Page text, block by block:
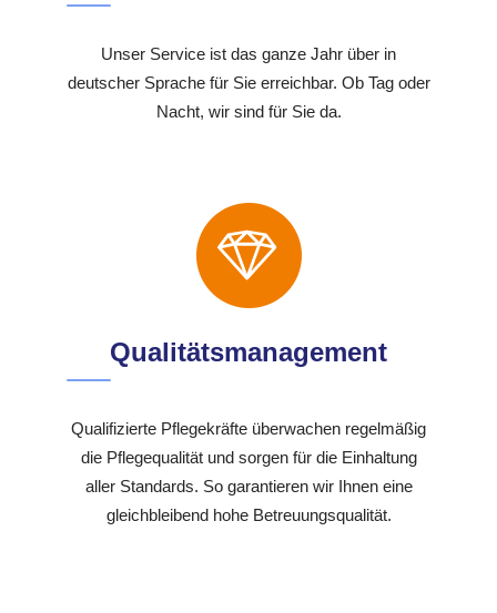
Unser Service ist das ganze Jahr über in
deutscher Sprache für Sie erreichbar. Ob Tag oder
Nacht, wir sind für Sie da.
Qualitätsmanagement
Qualifizierte Pflegekräfte überwachen regelmäßig
die Pflegequalität und sorgen für die Einhaltung
aller Standards. So garantieren wir Ihnen eine
gleichbleibend hohe Betreuungsqualität.